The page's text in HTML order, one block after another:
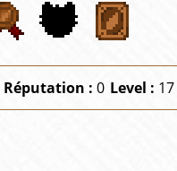
Réputation :0 Level : 17